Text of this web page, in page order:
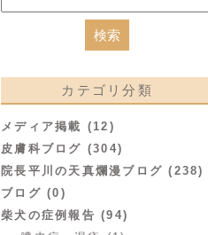
カテゴリ分類
メディア掲載 (12)
皮膚科ブログ (304)
院長平川の天真爛漫ブログ (238)
ブログ (0)
柴犬の症例報告 (94)